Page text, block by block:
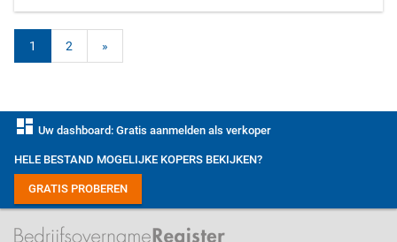
1 2 »
dashboard Uw dashboard: Gratis aanmelden als verkoper
HELE BESTAND MOGELIJKE KOPERS BEKIJKEN?
GRATIS PROBEREN